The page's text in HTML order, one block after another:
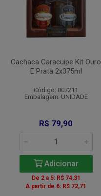
Cachaca Caracuipe Kit Ouro
E Prata 2x375ml
Código: 007211
Embalagem: UNIDADE
R$ 79,90
Adicionar
De 2 a 5: R$ 74,31
A partir de 6: R$ 72,71